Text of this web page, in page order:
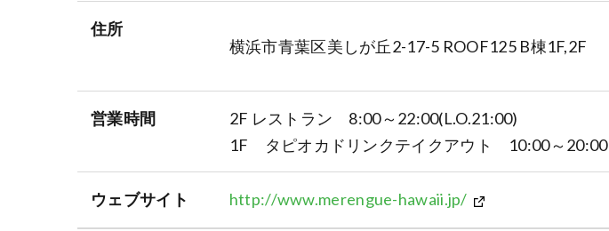
住所
横浜市青葉区美しが丘2-17-5 ROOF125 B棟1F,2F
営業時間
2F レストラン 8:00～22:00(L.O.21:00)
1F タピオカドリンクテイクアウト 10:00～20:00
ウェブサイト http://www.merengue-hawaii.jp/